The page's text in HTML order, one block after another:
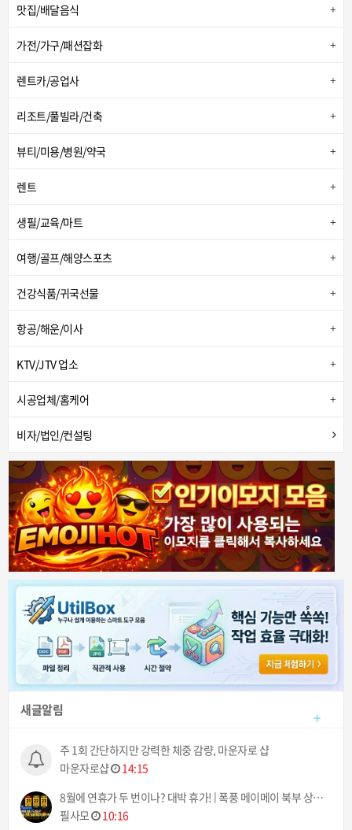
맛집/배달음식
가전/가구/패션잡화
렌트카/공업사
리조트/풀빌라/건축
뷰티/미용/병원/약국
렌트
생필/교육/마트
여행/골프/해양스포츠
건강식품/귀국선물
항공/해운/이사
KTV/JTV 업소
시공업체/홈케어
비자/법인/컨설팅
+
새글알림
주 1회 간단하지만 강력한 체중 감량, 마운자로 샵
마운자로샵
14:15
8월에 연휴가 두 번이나? 대박 휴가! | 폭풍 메이메이 북부 상륙 | 필리핀동포방송 | 필리핀한인방송 | 필리핀뉴스룸
필사모
10:16